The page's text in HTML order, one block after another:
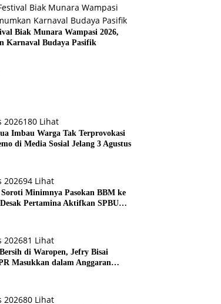
Biak Munara Wampasi 2026,
Karnaval Budaya Pasifik
2026180 Lihat
Imbau Warga Tak Terprovokasi
di Media Sosial Jelang 3 Agustus
202694 Lihat
Minimnya Pasokan BBM ke
Pertamina Aktifkan SPBU
202681 Lihat
di Waropen, Jefry Bisai
Masukkan dalam Anggaran
202680 Lihat